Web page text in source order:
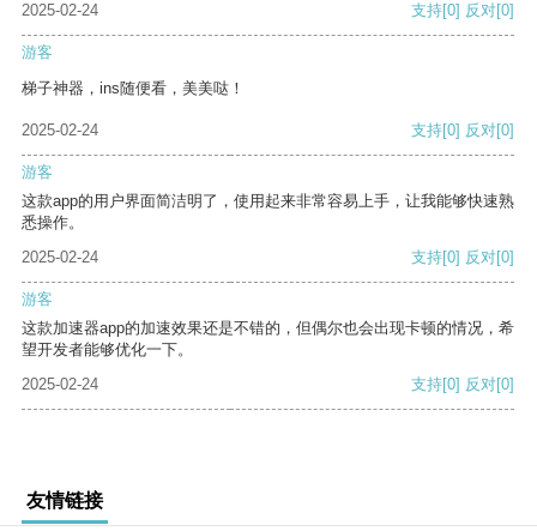
2025-02-24
支持[0] 反对[0]
游客
梯子神器，ins随便看，美美哒！
2025-02-24 支持[0] 反对[0]
游客
这款app的用户界面简洁明了，使用起来非常容易上手，让我能够快速熟
悉操作。
2025-02-24
支持[0] 反对[0]
游客
这款加速器app的加速效果还是不错的，但偶尔也会出现卡顿的情况，希
望开发者能够优化一下。
2025-02-24
支持[0] 反对[0]
友情链接